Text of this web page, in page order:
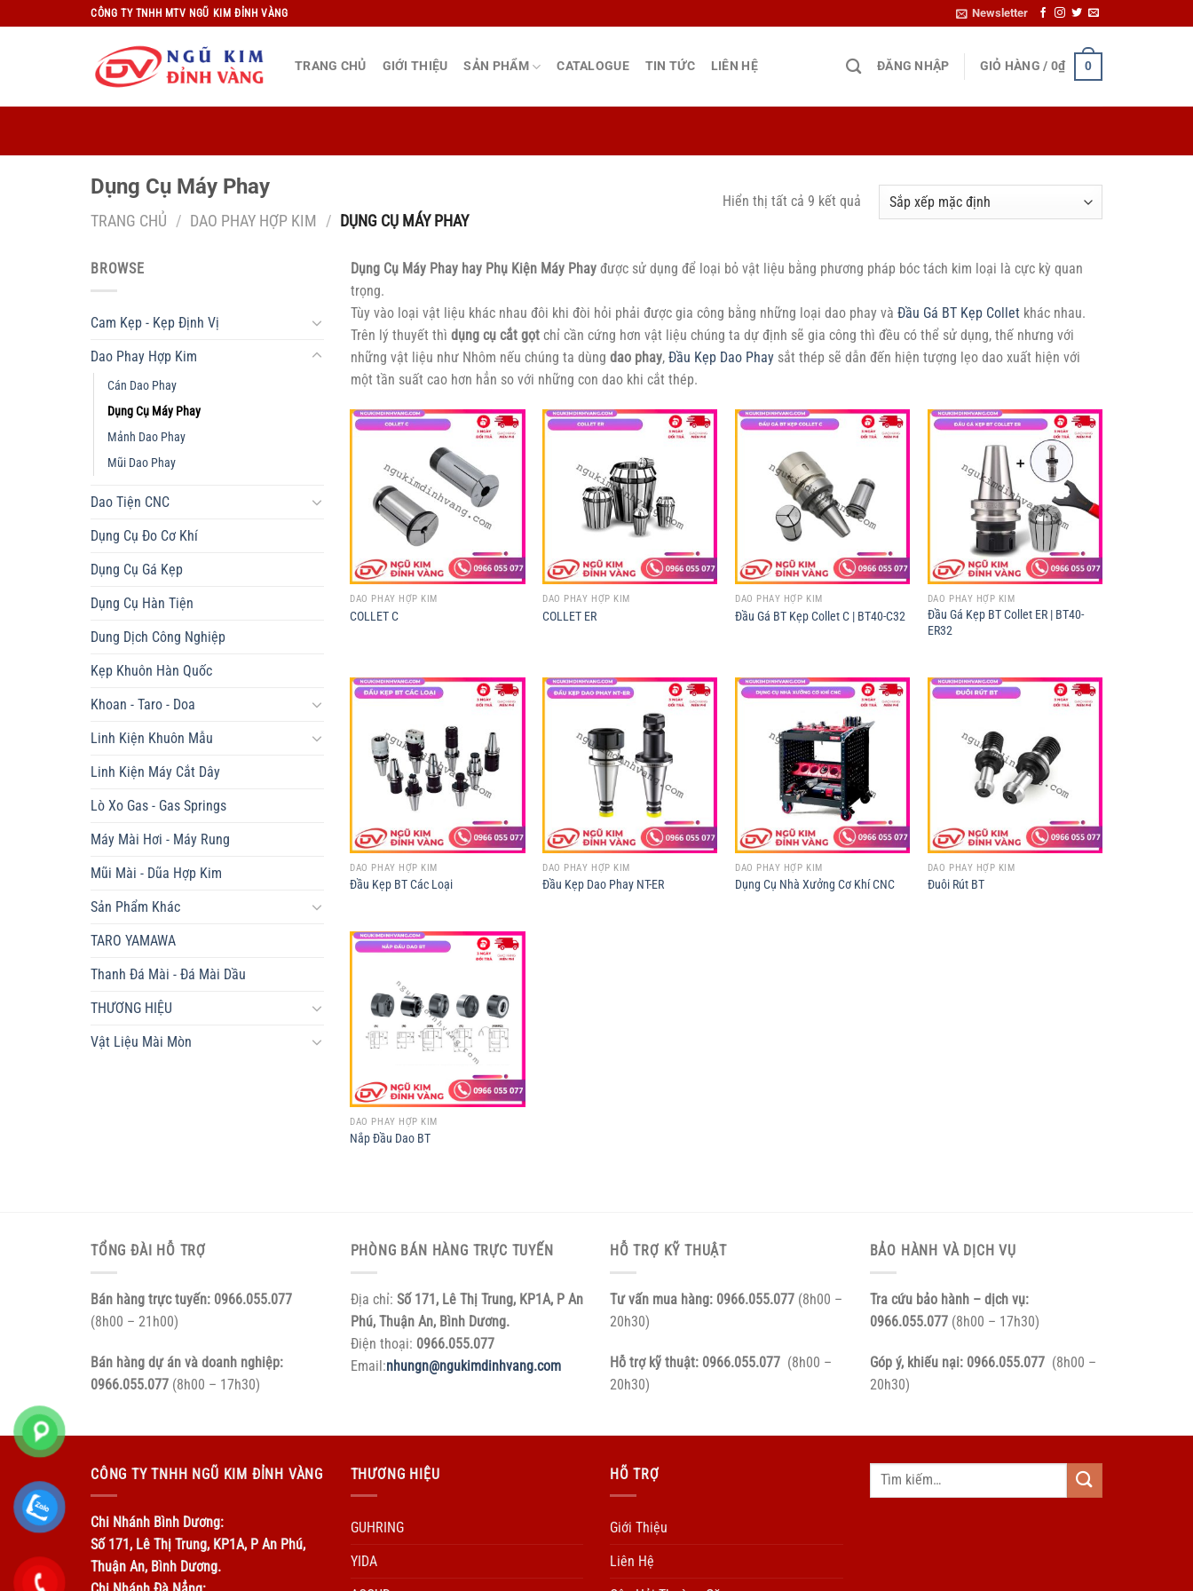
qua
CÔNG TY TNHH MTV NGŨ KIM ĐỈNH VÀNG Newsletter
TRANG CHỦ GIỚI THIỆU SẢN PHẨM CATALOGUE TIN TỨC LIÊN HỆ ĐĂNG NHẬP GIỎ HÀNG / 0₫ 0
Dụng Cụ Máy Phay
TRANG CHỦ / DAO PHAY HỢP KIM / DỤNG CỤ MÁY PHAY
Hiển thị tất cả 9 kết quả
BROWSE
Cam Kẹp - Kẹp Định Vị
Dao Phay Hợp Kim
Cán Dao Phay
Dụng Cụ Máy Phay
Mảnh Dao Phay
Mũi Dao Phay
Dao Tiện CNC
Dụng Cụ Đo Cơ Khí
Dụng Cụ Gá Kẹp
Dụng Cụ Hàn Tiện
Dung Dịch Công Nghiệp
Kẹp Khuôn Hàn Quốc
Khoan - Taro - Doa
Linh Kiện Khuôn Mẫu
Linh Kiện Máy Cắt Dây
Lò Xo Gas - Gas Springs
Máy Mài Hơi - Máy Rung
Mũi Mài - Dũa Hợp Kim
Sản Phẩm Khác
TARO YAMAWA
Thanh Đá Mài - Đá Mài Dầu
THƯƠNG HIỆU
Vật Liệu Mài Mòn
Dụng Cụ Máy Phay hay Phụ Kiện Máy Phayđược sử dụng để loại bỏ vật liệu bằng phương pháp bóc tách kim loại là cực kỳ quan
trọng.
Tùy vào loại vật liệu khác nhau đôi khi đòi hỏi phải được gia công bằng những loại dao phay và Đầu Gá BT Kẹp Colletkhác nhau.
Trên lý thuyết thì dụng cụ cắt gọtchỉ cần cứng hơn vật liệu chúng ta dự định sẽ gia công thì đều có thể sử dụng, thế nhưng với
những vật liệu như Nhôm nếu chúng ta dùng dao phay, Đầu Kẹp Dao Phaysắt thép sẽ dẫn đến hiện tượng lẹo dao xuất hiện với
một tần suất cao hơn hẳn so với những con dao khi cắt thép.
DAO PHAY HỢP KIM
COLLET C
DAO PHAY HỢP KIM
COLLET ER
DAO PHAY HỢP KIM
Đầu Gá BT Kẹp Collet C | BT40-C32
DAO PHAY HỢP KIM
Đầu Gá Kẹp BT Collet ER | BT40-
ER32
DAO PHAY HỢP KIM
Đầu Kẹp BT Các Loại
DAO PHAY HỢP KIM
Đầu Kẹp Dao Phay NT-ER
DAO PHAY HỢP KIM
Dụng Cụ Nhà Xưởng Cơ Khí CNC
DAO PHAY HỢP KIM
Đuôi Rút BT
DAO PHAY HỢP KIM
Nắp Đầu Dao BT
TỔNG ĐÀI HỖ TRỢ
Bán hàng trực tuyến: 0966.055.077
(8h00 – 21h00)
Bán hàng dự án và doanh nghiệp:
0966.055.077 (8h00 – 17h30)
PHÒNG BÁN HÀNG TRỰC TUYẾN
Địa chỉ: Số 171, Lê Thị Trung, KP1A, P An
Phú, Thuận An, Bình Dương.
Điện thoại: 0966.055.077
Email:nhungn@ngukimdinhvang.com
HỖ TRỢ KỸ THUẬT
Tư vấn mua hàng: 0966.055.077 (8h00 –
20h30)
Hỗ trợ kỹ thuật: 0966.055.077 (8h00 –
20h30)
BẢO HÀNH VÀ DỊCH VỤ
Tra cứu bảo hành – dịch vụ:
0966.055.077(8h00 – 17h30)
Góp ý, khiếu nại: 0966.055.077 (8h00 –
20h30)
CÔNG TY TNHH NGŨ KIM ĐỈNH VÀNG
Chi Nhánh Bình Dương:
Số 171, Lê Thị Trung, KP1A, P An Phú,
Thuận An, Bình Dương.
THƯƠNG HIỆU
GUHRING
YIDA
HÕ TRỢ
Giới Thiệu
Liên Hệ